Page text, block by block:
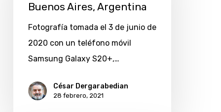
Buenos
Aires,
Argentina
Buenos Aires, Argentina
Fotografía tomada el 3 de junio de
2020 con un teléfono móvil
Samsung Galaxy S20+,…
César Dergarabedian
28 febrero, 2021